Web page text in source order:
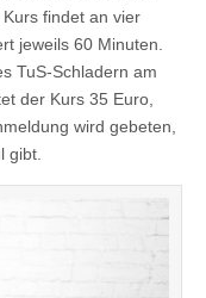
findet an vier
jeweils 60 Minuten.
TuS-Schladern am
der Kurs 35 Euro,
wird gebeten,
gibt.